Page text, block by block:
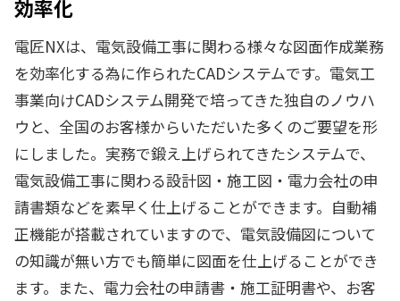
効率化
電匠NXは、電気設備工事に関わる様々な図面作成業務
を効率化する為に作られたCADシステムです。電気工
事業向けCADシステム開発で培ってきた独自のノウハ
ウと、全国のお客様からいただいた多くのご要望を形
にしました。実務で鍛え上げられてきたシステムで、
電気設備工事に関わる設計図・施工図・電力会社の申
請書類などを素早く仕上げることができます。自動補
正機能が搭載されていますので、電気設備図について
の知識が無い方でも簡単に図面を仕上げることができ
ます。また、電力会社の申請書・施工証明書や、お客